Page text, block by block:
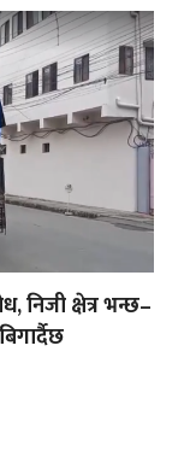
निजी क्षेत्र भन्छ–